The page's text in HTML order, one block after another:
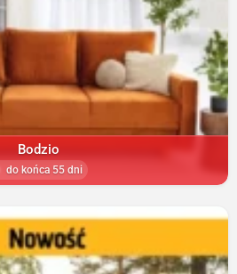
Bodzio
do końca 55 dni